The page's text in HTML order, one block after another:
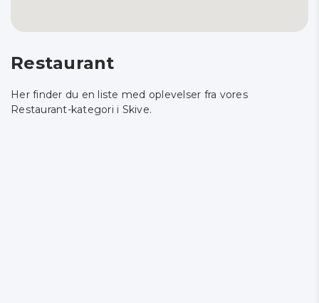
Restaurant
Her finder du en liste med oplevelser fra vores
Restaurant-kategori i Skive.